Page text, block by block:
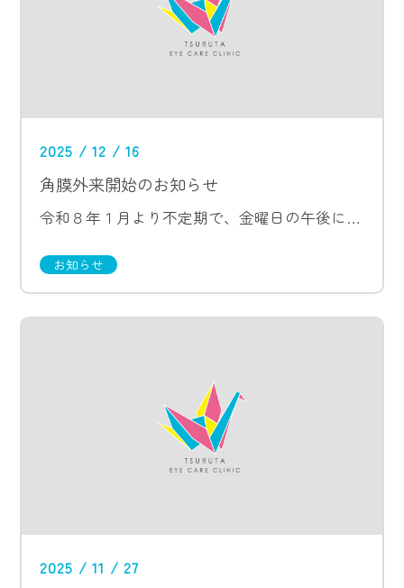
2025 / 12 / 16
角膜外来開始のお知らせ
令和８年１月より不定期で、金曜日の午後に角膜外来を行うこととなりました。 一般外来も併せて行います。 当日の診療は妹尾正特任教授（元獨協医科大学眼科教授）が担当し、院長は手術に入るため不在となります。 受診をご希望の方は […]
お知らせ
2025 / 11 / 27